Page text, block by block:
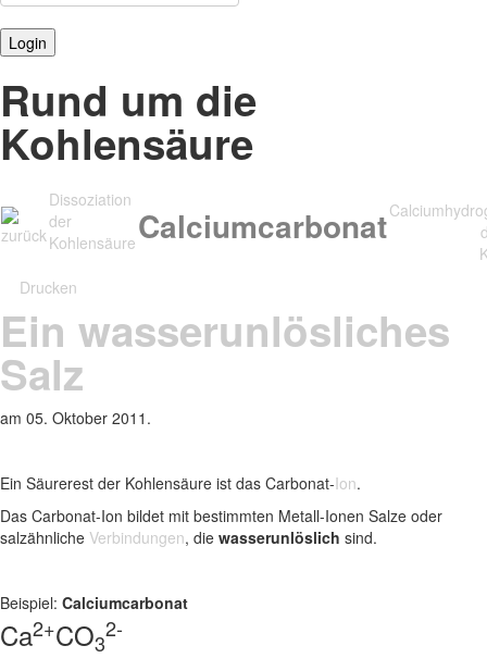
Rund um die
Kohlensäure
Dissoziation
der
Kohlensäure Calciumcarbonat
Drucken
Ein wasserunlösliches
Salz
am 05. Oktober 2011 .
Ein Säurerest der Kohlensäure ist das Carbonat-Ion.
Das Carbonat-Ion bildet mit bestimmten Metall-Ionen Salze oder
salzähnliche Verbindungen, die wasserunlöslich sind.
Beispiel: Calciumcarbonat
Ca2+CO3
2-